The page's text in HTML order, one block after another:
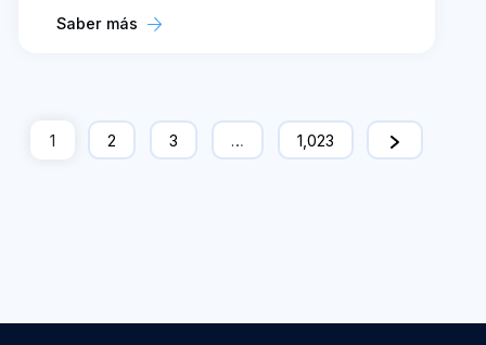
Saber más
1 2 3 … 1,023